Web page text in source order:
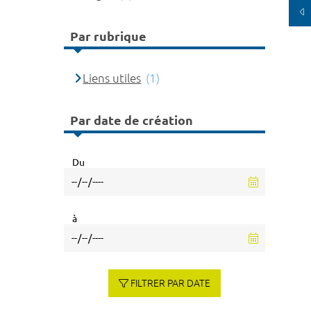
Par rubrique
Liens utiles (1)
Par date de création
Du
à
FILTRER PAR DATE